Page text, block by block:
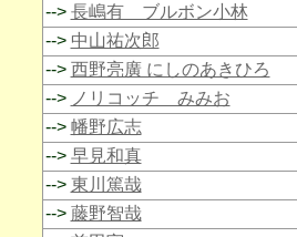
--> 長嶋有 ブルボン小林
--> 中山祐次郎
--> 西野亮廣 にしのあきひろ
--> ノリコッチ みみお
--> 幡野広志
--> 早見和真
--> 東川篤哉
--> 藤野智哉